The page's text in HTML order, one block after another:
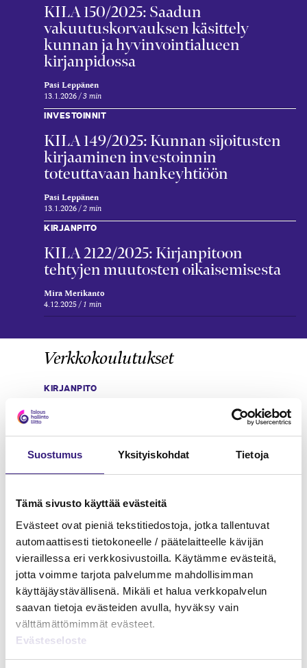
Suostumus Yksityiskohdat Tietoja
Tämä sivusto käyttää evästeitä
Evästeet ovat pieniä tekstitiedostoja, jotka tallentuvat
automaattisesti tietokoneelle / päätelaitteelle kävijän
vieraillessa eri verkkosivustoilla. Käytämme evästeitä,
jotta voimme tarjota palvelumme mahdollisimman
käyttäjäystävällisenä. Mikäli et halua verkkopalvelun
saavan tietoja evästeiden avulla, hyväksy vain
välttämättömimmät evästeet.
Evästeseloste
KILA 150/2025: Saadun
vakuutuskorvauksen käsittely
kunnan ja hyvinvointialueen
kirjanpidossa
Pasi Leppänen
13.1.2026 3 min
INVESTOINNIT
KILA 149/2025: Kunnan sijoitusten
kirjaaminen investoinnin
toteuttavaan hankeyhtiöön
Pasi Leppänen
13.1.2026 2 min
KIRJANPITO
KILA 2122/2025: Kirjanpitoon
tehtyjen muutosten oikaisemisesta
Mira Merikanto
4.12.2025 1 min
Verkkokoulutukset
KIRJANPITO